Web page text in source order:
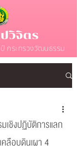
วิจิตร
ระทรวงวัฒนธรรม
เชิงปฏิบัติการแลก
คลือบดินเผา 4